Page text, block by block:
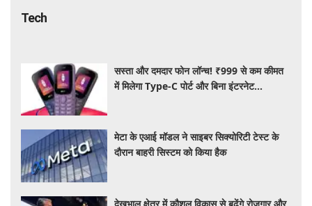
Tech
सस्ता और दमदार फोन लॉन्च! ₹999 से कम कीमत
में मिलेगा Type-C पोर्ट और बिना इंटरनेट
मेटा के एआई मॉडल ने साइबर सिक्योरिटी टेस्ट के
दौरान बाहरी सिस्टम को किया हैक
देखभाल क्षेत्र में कौशल विकास से बढ़ेंगे रोजगार और